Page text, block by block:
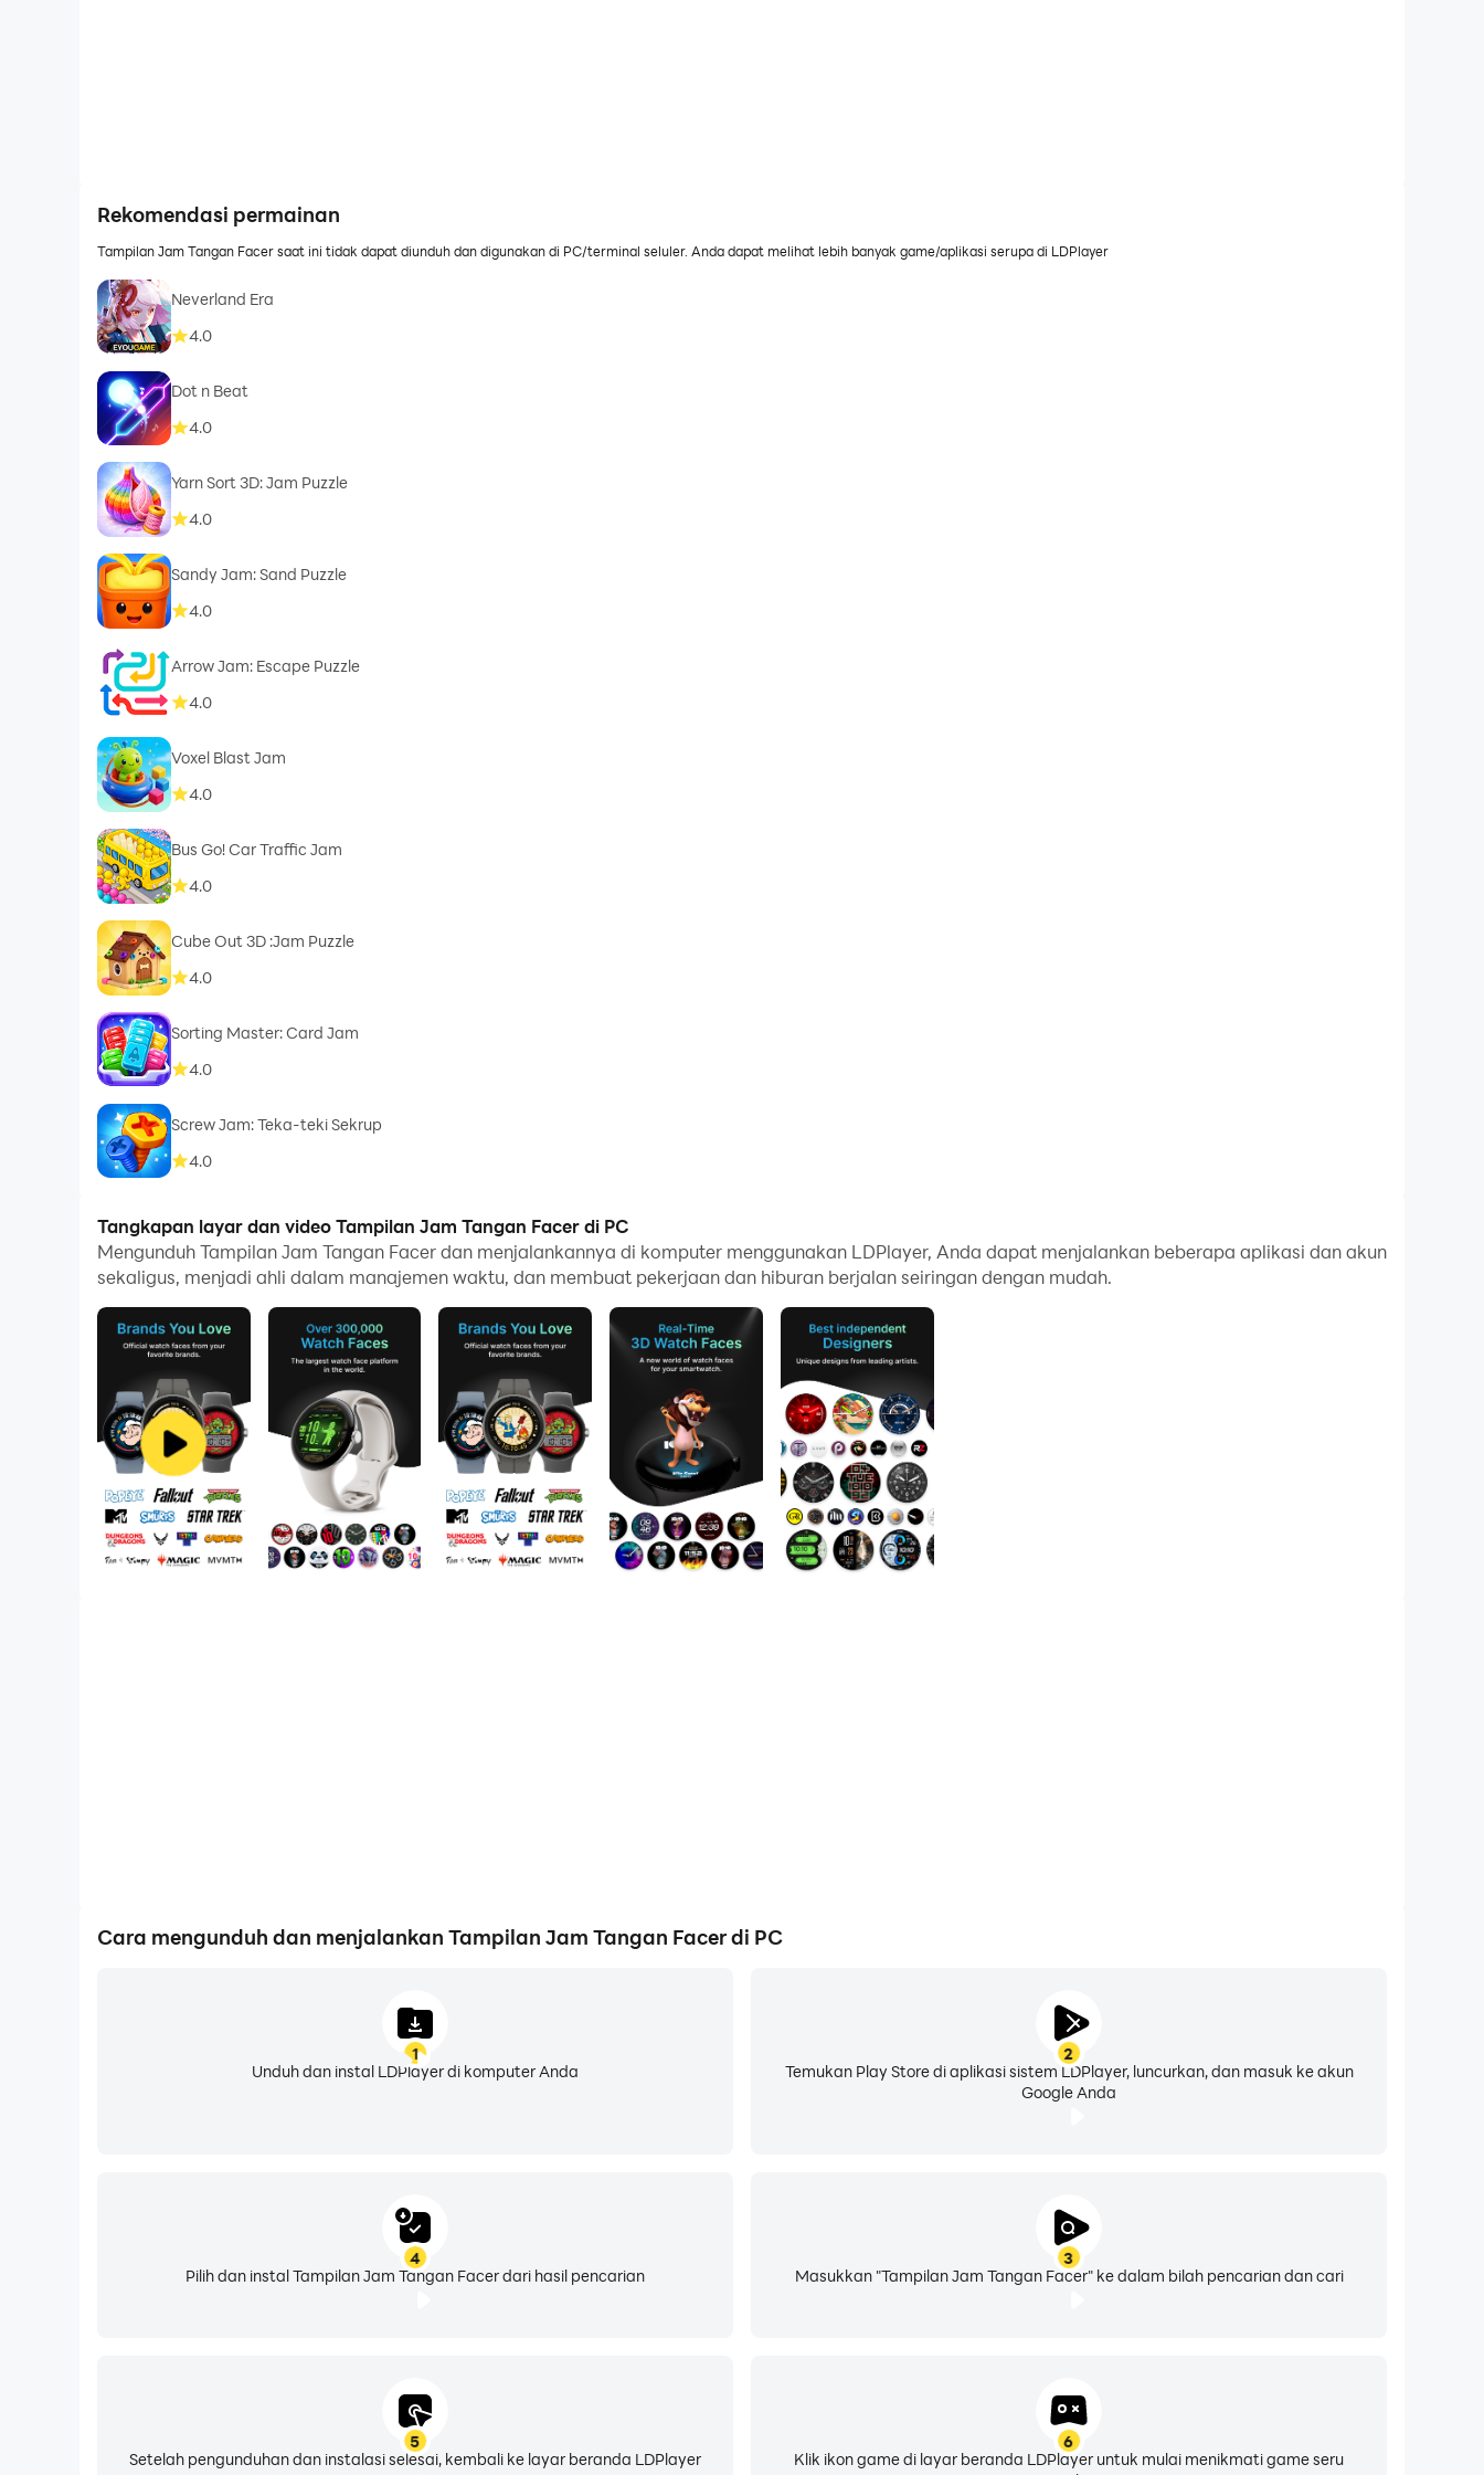
Rekomendasi permainan
Tampilan Jam Tangan Facer saat ini tidak dapat diunduh dan digunakan di PC/terminal seluler. Anda dapat melihat lebih banyak game/aplikasi serupa di LDPlayer
Neverland Era
4.0
Dot n Beat
4.0
Yarn Sort 3D: Jam Puzzle
4.0
Sandy Jam: Sand Puzzle
4.0
Arrow Jam: Escape Puzzle
4.0
Voxel Blast Jam
4.0
Bus Go! Car Traffic Jam
4.0
Cube Out 3D :Jam Puzzle
4.0
Sorting Master: Card Jam
4.0
Screw Jam: Teka-teki Sekrup
4.0
Tangkapan layar dan video Tampilan Jam Tangan Facer di PC
Mengunduh Tampilan Jam Tangan Facer dan menjalankannya di komputer menggunakan LDPlayer, Anda dapat menjalankan beberapa aplikasi dan akun
sekaligus, menjadi ahli dalam manajemen waktu, dan membuat pekerjaan dan hiburan berjalan seiringan dengan mudah.
Cara mengunduh dan menjalankan Tampilan Jam Tangan Facer di PC
1
Unduh dan instal LDPlayer di komputer Anda
2
Temukan Play Store di aplikasi sistem LDPlayer, luncurkan, dan masuk ke akun
Google Anda
3
Masukkan "Tampilan Jam Tangan Facer" ke dalam bilah pencarian dan cari
4
Pilih dan instal Tampilan Jam Tangan Facer dari hasil pencarian
5
Setelah pengunduhan dan instalasi selesai, kembali ke layar beranda LDPlayer
6
Klik ikon game di layar beranda LDPlayer untuk mulai menikmati game seru